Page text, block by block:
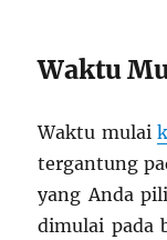
Waktu
Waktu mulai
tergantung
yang Anda
dimulai pada